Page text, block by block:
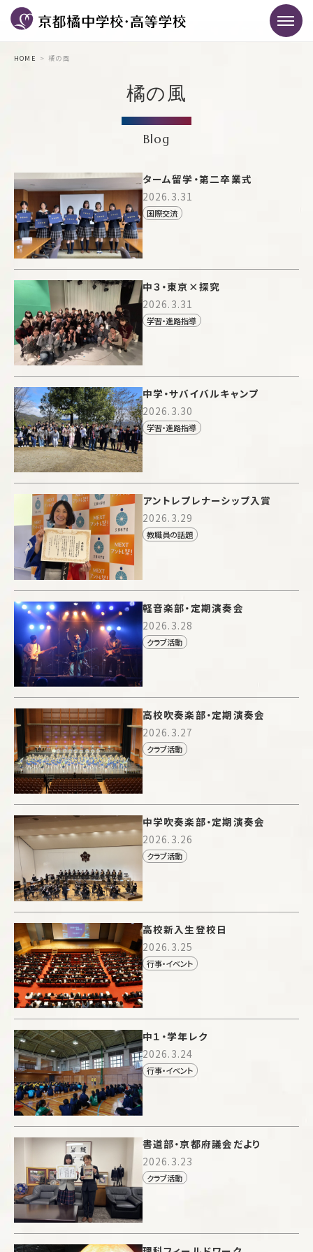
HOME 橘の風
橘の風
Blog
ターム留学・第二卒業式
2026.3.31
国際交流
中３・東京×探究
2026.3.31
学習・進路指導
中学・サバイバルキャンプ
2026.3.30
学習・進路指導
アントレプレナーシップ入賞
2026.3.29
教職員の話題
軽音楽部・定期演奏会
2026.3.28
クラブ活動
高校吹奏楽部・定期演奏会
2026.3.27
クラブ活動
中学吹奏楽部・定期演奏会
2026.3.26
クラブ活動
高校新入生登校日
2026.3.25
行事・イベント
中１・学年レク
2026.3.24
行事・イベント
書道部・京都府議会だより
2026.3.23
クラブ活動